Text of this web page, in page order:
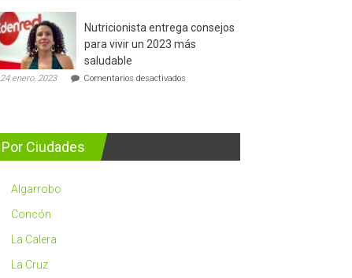
Más
Nutricionista entrega consejos
para vivir un 2023 más
saludable
24 enero, 2023 Comentarios desactivados
2023
Por Ciudades
Algarrobo
Concón
La Calera
La Cruz